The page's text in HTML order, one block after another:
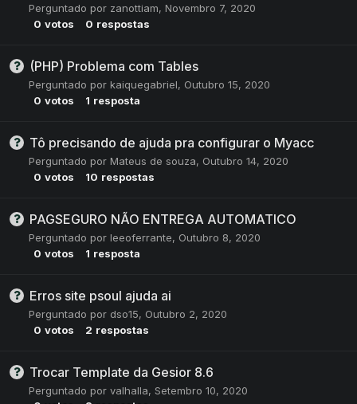
Perguntado por zanottiam, Novembro 7, 2020
0 votos 0 respostas
(PHP) Problema com Tables
Perguntado por kaiquegabriel, Outubro 15, 2020
0 votos 1 resposta
Tô precisando de ajuda pra configurar o Myacc
Perguntado por Mateus de souza, Outubro 14, 2020
0 votos 10 respostas
PAGSEGURO NÃO ENTREGA AUTOMATICO
Perguntado por leeoferrante, Outubro 8, 2020
0 votos 1 resposta
Erros site psoul ajuda ai
Perguntado por dso15, Outubro 2, 2020
0 votos 2 respostas
Trocar Template da Gesior 8.6
Perguntado por valhalla, Setembro 10, 2020